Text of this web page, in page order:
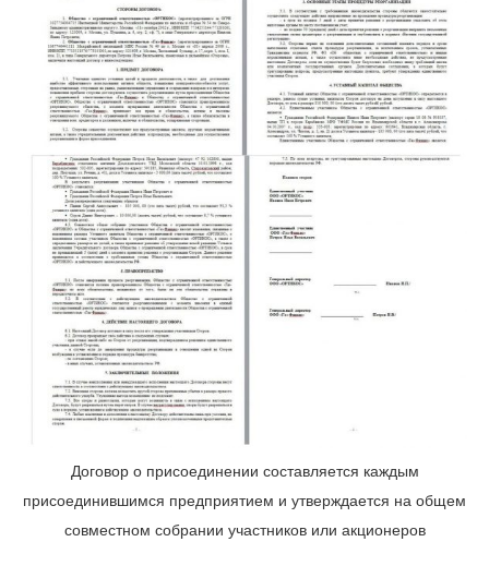
Договор о присоединении составляется каждым
присоединившимся предприятием и утверждается на общем
совместном собрании участников или акционеров